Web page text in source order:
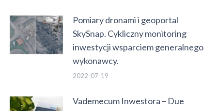
Pomiary dronami i geoportal
SkySnap. Cykliczny monitoring
inwestycji wsparciem generalnego
wykonawcy.
2022-07-19
Vademecum Inwestora – Due